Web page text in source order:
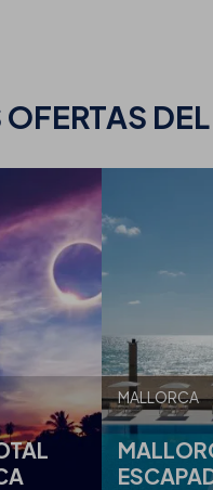
OFERTAS
MALLORCA